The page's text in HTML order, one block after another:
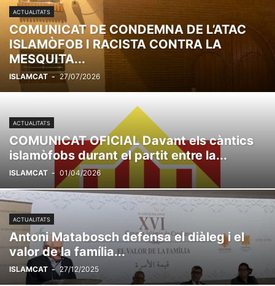
ACTUALITATS
COMUNICAT DE CONDEMNA DE L’ATAC
ISLAMÒFOB I RACISTA CONTRA LA
MESQUITA...
ISLAMCAT - 27/07/2026
ACTUALITATS
COMUNICAT OFICIAL Davant els càntics
islamòfobs durant el partit entre la...
ISLAMCAT - 01/04/2026
ACTUALITATS
Antoni Matabosch defensa el diàleg i el
valor de la família...
ISLAMCAT - 27/12/2025